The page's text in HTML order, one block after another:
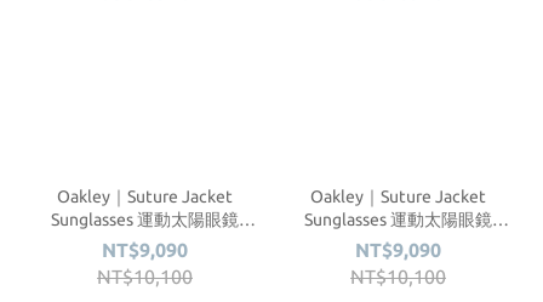
Oakley｜Suture Jacket
Sunglasses 運動太陽眼鏡
#0OO9532-04
NT$9,090
NT$10,100
Oakley｜Suture Jacket
Sunglasses 運動太陽眼鏡
#0OO9532-02
NT$9,090
NT$10,100